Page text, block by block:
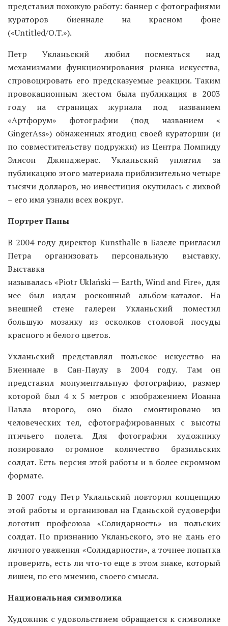
представил похожую работу: баннер с фотографиями
кураторов биеннале на красном фоне
(«Untitled/O.T.»).
Петр Укланьский любил посмеяться над
механизмами функционирования рынка искусства,
спровоцировать его предсказуемые реакции. Таким
провокационным жестом была публикация в 2003
году на страницах журнала под названием
«Артфорум» фотографии (под названием «​
GingerAss») обнаженных ягодиц своей кураторши (и
по совместительству подружки) из Центра Помпиду
Элисон Джинджерас. Укланьский уплатил за
публикацию этого материала приблизительно четыре
тысячи долларов, но инвестиция окупилась с лихвой
– его имя узнали всех вокруг.
Портрет Папы
В 2004 году директор Kunsthalle в Базеле пригласил
Петра организовать персональную выставку.
Выставка
называлась «Piotr Uklański — Earth, Wind and Fire», для
нее был издан роскошный альбом-каталог. На
внешней стене галереи Укланьский поместил
большую мозаику из осколков столовой посуды
красного и белого цветов.
Укланьский представлял польское искусство на
Биеннале в Сан-Паулу в 2004 году. Там он
представил монументальную фотографию, размер
которой был 4 х 5 метров с изображением Иоанна
Павла второго, оно было смонтировано из
человеческих тел, сфотографированных с высоты
птичьего полета. Для фотографии художнику
позировало огромное количество бразильских
солдат. Есть версия этой работы и в более скромном
формате.
В 2007 году Петр Укланьский повторил концепцию
этой работы и организовал на Гданьской судоверфи
логотип профсоюза «Солидарность» из польских
солдат. По признанию Укланьского, это не дань его
личного уважения «Солидарности», а точнее попытка
проверить, есть ли что-то еще в этом знаке, который
лишен, по его мнению, своего смысла.
Национальная символика
Художник с удовольствием обращается к символике